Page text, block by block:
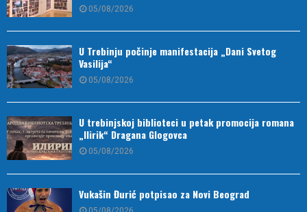
05/08/2026
U Trebinju počinje manifestacija „Dani Svetog
Vasilija“
05/08/2026
U trebinjskoj biblioteci u petak promocija romana
„Ilirik“ Dragana Glogovca
05/08/2026
Vukašin Đurić potpisao za Novi Beograd